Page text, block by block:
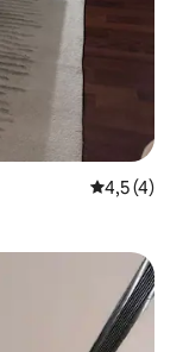
4,5 de
4,5 (4)